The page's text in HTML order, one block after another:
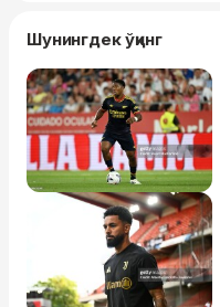
Шунингдек ўқинг